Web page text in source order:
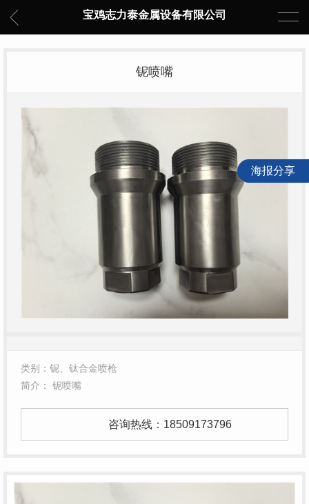
宝鸡志力泰金属设备有限公司
铌喷嘴
类别：铌、钛合金喷枪
简介： 铌喷嘴
咨询热线： 18509173796
海报分享